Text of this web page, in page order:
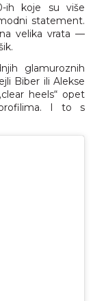
ih koje su više
statement.
velika vrata —
glamuroznih
Biber ili Alekse
heels“ opet
I to s